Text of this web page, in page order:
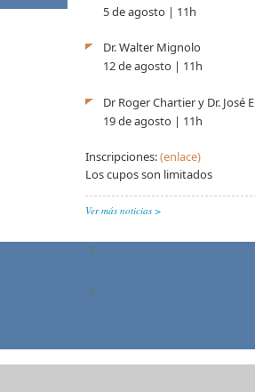
5 de agosto | 11h
Dr. Walter Mignolo
12 de agosto | 11h
Dr Roger Chartier y Dr. José
19 de agosto | 11h
Inscripciones:(enlace)
Los cupos son limitados
Ver más noticias